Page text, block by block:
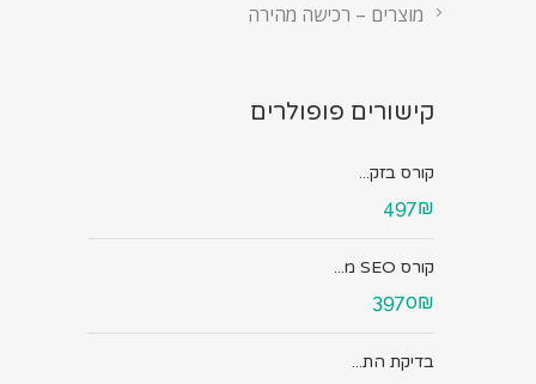
מוצרים – רכישה מהירה
קישורים פופולרים
קורס בזק...
497₪
קורס SEO מ...
3970₪
בדיקת הת...